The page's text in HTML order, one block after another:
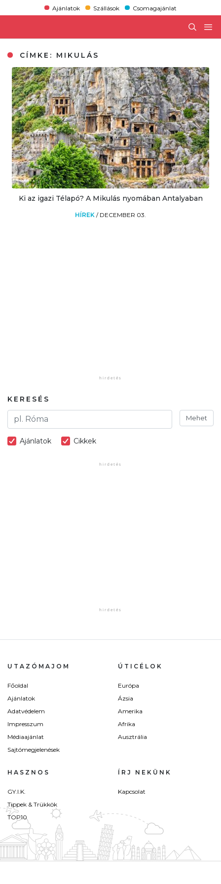
Ajánlatok Szállások Csomagajánlat
CÍMKE: MIKULÁS
Ki az igazi Télapó? A Mikulás nyomában Antalyaban
HÍREK / DECEMBER 03.
KERESÉS
Mehet
Ajánlatok Cikkek
UTAZÓMAJOM
Főoldal
Ajánlatok
Adatvédelem
Impresszum
Médiaajánlat
Sajtómegjelenések
ÚTICÉLOK
Európa
Ázsia
Amerika
Afrika
Ausztrália
HASZNOS
GY.I.K.
Tippek & Trükkök
TOP10
ÍRJ NEKÜNK
Kapcsolat